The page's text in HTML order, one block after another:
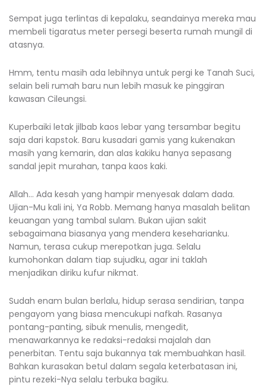
Sempat juga terlintas di kepalaku, seandainya mereka mau
membeli tigaratus meter persegi beserta rumah mungil di
atasnya.
Hmm, tentu masih ada lebihnya untuk pergi ke Tanah Suci,
selain beli rumah baru nun lebih masuk ke pinggiran
kawasan Cileungsi.
Kuperbaiki letak jilbab kaos lebar yang tersambar begitu
saja dari kapstok. Baru kusadari gamis yang kukenakan
masih yang kemarin, dan alas kakiku hanya sepasang
sandal jepit murahan, tanpa kaos kaki.
Allah… Ada kesah yang hampir menyesak dalam dada.
Ujian-Mu kali ini, Ya Robb. Memang hanya masalah belitan
keuangan yang tambal sulam. Bukan ujian sakit
sebagaimana biasanya yang mendera keseharianku.
Namun, terasa cukup merepotkan juga. Selalu
kumohonkan dalam tiap sujudku, agar ini taklah
menjadikan diriku kufur nikmat.
Sudah enam bulan berlalu, hidup serasa sendirian, tanpa
pengayom yang biasa mencukupi nafkah. Rasanya
pontang-panting, sibuk menulis, mengedit,
menawarkannya ke redaksi-redaksi majalah dan
penerbitan. Tentu saja bukannya tak membuahkan hasil.
Bahkan kurasakan betul dalam segala keterbatasan ini,
pintu rezeki-Nya selalu terbuka bagiku.